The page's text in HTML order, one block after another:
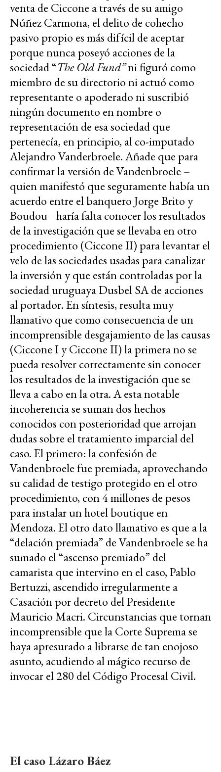
venta de Ciccone a través de su amigo
Núñez Carmona, el delito de cohecho
pasivo propio es más difícil de aceptar
porque nunca poseyó acciones de la
sociedad “The Old Fund”ni figuró como
miembro de su directorio ni actuó como
representante o apoderado ni suscribió
ningún documento en nombre o
representación de esa sociedad que
pertenecía, en principio, al co-imputado
Alejandro Vanderbroele. Añade que para
confirmar la versión de Vandenbroele –
quien manifestó que seguramente había un
acuerdo entre el banquero Jorge Brito y
Boudou– haría falta conocer los resultados
de la investigación que se llevaba en otro
procedimiento (Ciccone II) para levantar el
velo de las sociedades usadas para canalizar
la inversión y que están controladas por la
sociedad uruguaya Dusbel SA de acciones
al portador. En síntesis, resulta muy
llamativo que como consecuencia de un
incomprensible desgajamiento de las causas
(Ciccone I y Ciccone II) la primera no se
pueda resolver correctamente sin conocer
los resultados de la investigación que se
lleva a cabo en la otra. A esta notable
incoherencia se suman dos hechos
conocidos con posterioridad que arrojan
dudas sobre el tratamiento imparcial del
caso. El primero: la confesión de
Vandenbroele fue premiada, aprovechando
su calidad de testigo protegido en el otro
procedimiento, con 4 millones de pesos
para instalar un hotel boutique en
Mendoza. El otro dato llamativo es que a la
“delación premiada” de Vandenbroele se ha
sumado el “ascenso premiado” del
camarista que intervino en el caso, Pablo
Bertuzzi, ascendido irregularmente a
Casación por decreto del Presidente
Mauricio Macri. Circunstancias que tornan
incomprensible que la Corte Suprema se
haya apresurado a librarse de tan enojoso
asunto, acudiendo al mágico recurso de
invocar el 280 del Código Procesal Civil.
El caso Lázaro Báez